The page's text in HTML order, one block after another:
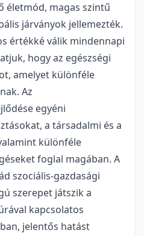
életmód, magas szintű
járványok jellemezték.
értékké válik mindennapi
hogy az egészségi
amelyet különféle
Az
egyéni
a társadalmi és a
különféle
foglal magában. A
szociális-gazdasági
szerepet játszik a
kapcsolatos
jelentős hatást